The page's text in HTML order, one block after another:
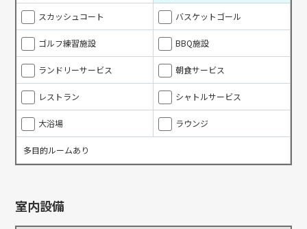
スカッシュコート バスケットゴール
ゴルフ練習施設 BBQ施設
ランドリーサービス 朝食サービス
レストラン シャトルサービス
大浴場 ラウンジ
多目的ルームあり
室内設備